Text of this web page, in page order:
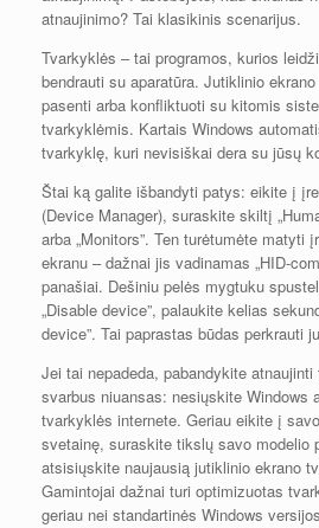
atnaujinimo? Tai klasikinis scenarijus.
Tvarkyklės – tai programos, kurios
bendrauti su aparatūra. Jutiklinio
pasenti arba konfliktuoti su kitomis
tvarkyklėmis. Kartais Windows
tvarkyklę, kuri nevisiškai dera su jūsų
Štai ką galite išbandyti patys: eikite į
(Device Manager), suraskite skiltį
arba „Monitors”. Ten turėtumėte
ekranu – dažnai jis vadinamas „HID-
panašiai. Dešiniu pelės mygtuku
„Disable device”, palaukite kelias
device”. Tai paprastas būdas perkrauti
Jei tai nepadeda, pabandykite
svarbus niuansas: nesiųskite Windows
tvarkyklės internete. Geriau eikite į
svetainę, suraskite tikslų savo modelio
atsisiųskite naujausią jutiklinio ekrano
Gamintojai dažnai turi optimizuotas
geriau nei standartinės Windows